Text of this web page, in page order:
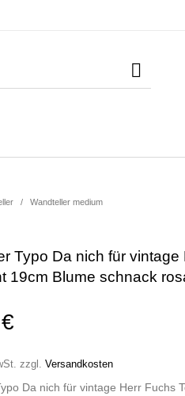
Tassen
/ Wandteller medium
Typo Da nich für vintage
19cm Blume schnack
€
zzgl. Versandkosten
Da nich für vintage Herr Fuchs